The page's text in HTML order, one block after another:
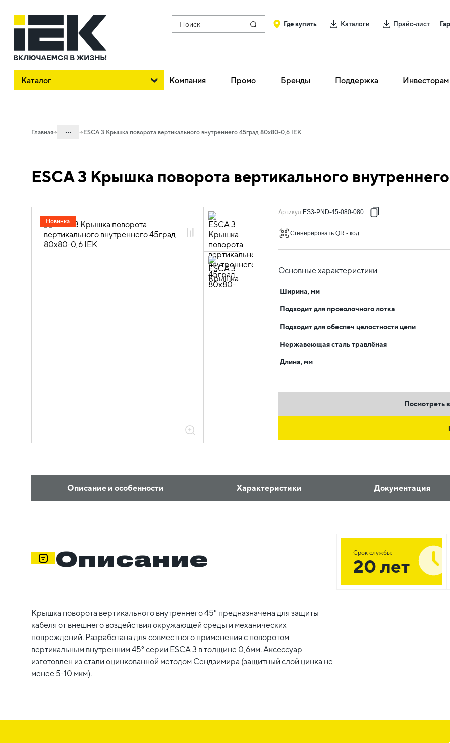
Поиск Где купить Каталоги Прайс-лист
Каталог Компания Промо Бренды Поддержка Инвесторам
Главная ...
05. Системы для прокладки кабеля
05.04 Кабельные лотки и аксессуары
05.04.04.03 Аксессуары для лотков
листовых ESCA
ESCA 3 Крышка поворота вертикального внутреннего 45град 80х80-0,6 IEK
ESCA 3 Крышка поворота вертикального
Новинка
Артикул: ES3-PND-45-080-080-06
Сгенерировать QR - код
Основные характеристики
Ширина, мм
Подходит для проволочного лотка
Подходит для обеспеч целостности цепи
Нержавеющая сталь травлёная
Длина, мм
Посмотреть
Описание и особенности Характеристики Документация
Описание
Крышка поворота вертикального внутреннего 45° предназначена для защиты
кабеля от внешнего воздействия окружающей среды и механических
повреждений. Разработана для совместного применения с поворотом
вертикальным внутренним 45° серии ESCA 3 в толщине 0,6мм. Аксессуар
изготовлен из стали оцинкованной методом Сендзимира (защитный слой цинка не
менее 5-10 мкм).
Срок службы:
20 лет